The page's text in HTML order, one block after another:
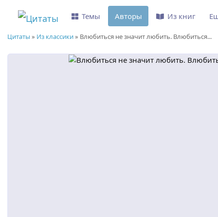
Цитаты » Из классики» Влюбиться не значит любить. Влюбиться...
Темы Авторы Из книг